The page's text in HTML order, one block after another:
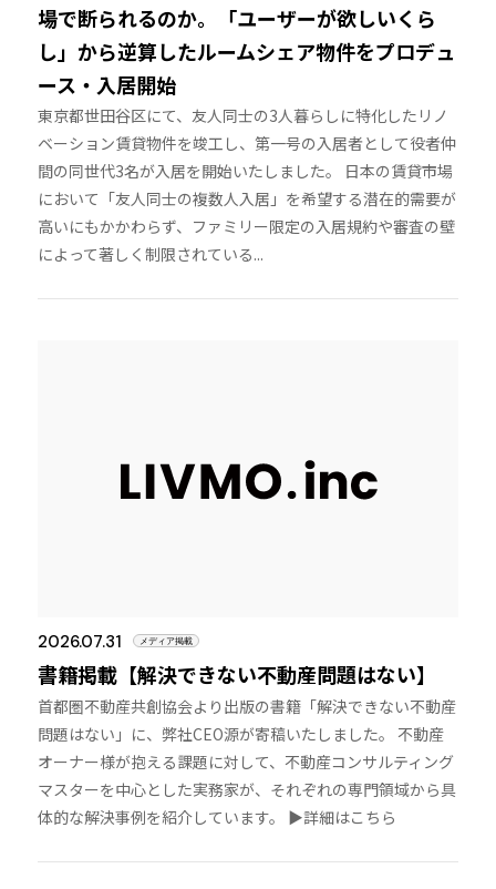
場で断られるのか。「ユーザーが欲しいくら
し」から逆算したルームシェア物件をプロデュ
ース・入居開始
東京都世田谷区にて、友人同士の3人暮らしに特化したリノ
ベーション賃貸物件を竣工し、第一号の入居者として役者仲
間の同世代3名が入居を開始いたしました。 日本の賃貸市場
において「友人同士の複数人入居」を希望する潜在的需要が
高いにもかかわらず、ファミリー限定の入居規約や審査の壁
によって著しく制限されている...
2026.07.31 メディア掲載
書籍掲載【解決できない不動産問題はない】
首都圏不動産共創協会より出版の書籍「解決できない不動産
問題はない」に、弊社CEO源が寄稿いたしました。 不動産
オーナー様が抱える課題に対して、不動産コンサルティング
マスターを中心とした実務家が、それぞれの専門領域から具
体的な解決事例を紹介しています。 ▶︎詳細はこちら